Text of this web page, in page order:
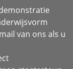
van ons als u